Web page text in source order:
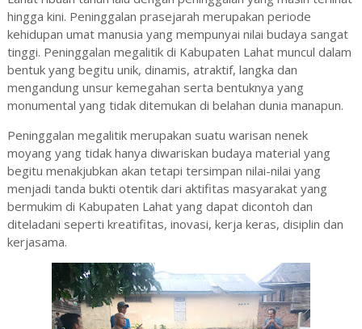
hingga kini. Peninggalan prasejarah merupakan periode
kehidupan umat manusia yang mempunyai nilai budaya sangat
tinggi. Peninggalan megalitik di Kabupaten Lahat muncul dalam
bentuk yang begitu unik, dinamis, atraktif, langka dan
mengandung unsur kemegahan serta bentuknya yang
monumental yang tidak ditemukan di belahan dunia manapun.
Peninggalan megalitik merupakan suatu warisan nenek
moyang yang tidak hanya diwariskan budaya material yang
begitu menakjubkan akan tetapi tersimpan nilai-nilai yang
menjadi tanda bukti otentik dari aktifitas masyarakat yang
bermukim di Kabupaten Lahat yang dapat dicontoh dan
diteladani seperti kreatifitas, inovasi, kerja keras, disiplin dan
kerjasama.